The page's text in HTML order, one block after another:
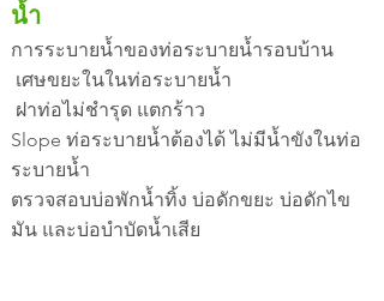
น้ำ
การระบายน้ำของท่อระบายน้ำรอบบ้าน
เศษขยะในในท่อระบายน้ำ
ฝาท่อไม่ชำรุด แตกร้าว
Slope ท่อระบายน้ำต้องได้ ไม่มีน้ำขังในท่อ
ระบายน้ำ
ตรวจสอบบ่อพักน้ำทิ้ง บ่อดักขยะ บ่อดักไข
มัน และบ่อบำบัดน้ำเสีย